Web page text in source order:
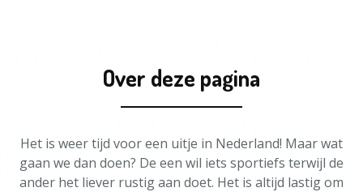
Over deze pagina
Het is weer tijd voor een uitje in Nederland! Maar wat
gaan we dan doen? De een wil iets sportiefs terwijl de
ander het liever rustig aan doet. Het is altijd lastig om